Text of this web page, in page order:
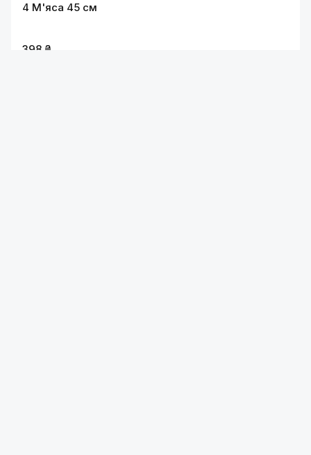
4 М'яса 45 см
398 ₴